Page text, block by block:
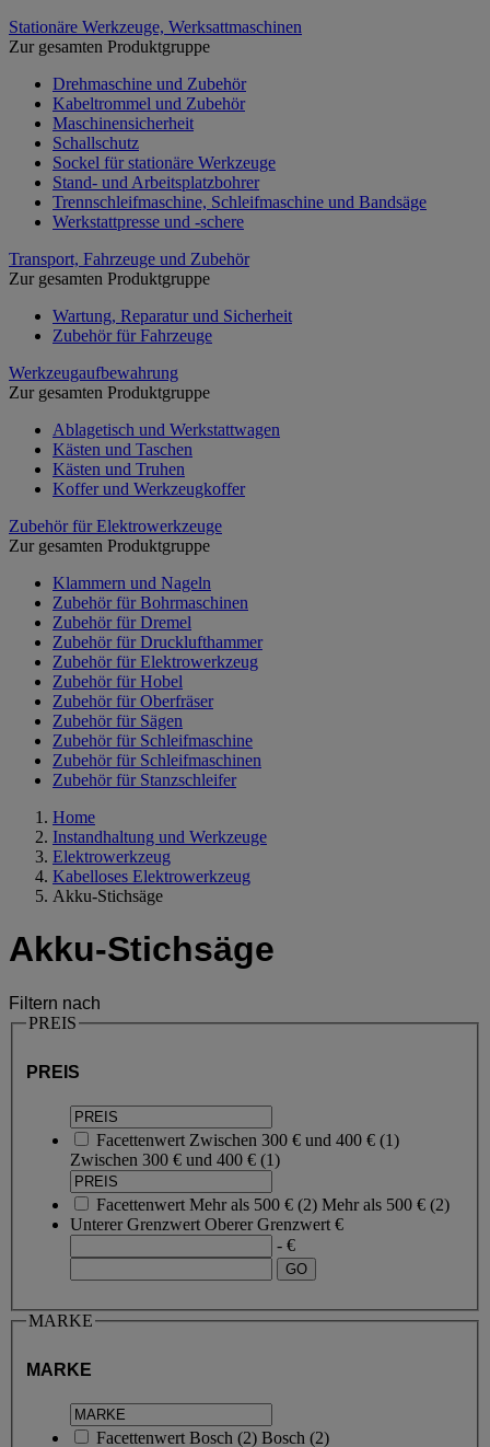
Stationäre Werkzeuge, Werksattmaschinen
Zur gesamten Produktgruppe
Drehmaschine und Zubehör
Kabeltrommel und Zubehör
Maschinensicherheit
Schallschutz
Sockel für stationäre Werkzeuge
Stand- und Arbeitsplatzbohrer
Trennschleifmaschine, Schleifmaschine und Bandsäge
Werkstattpresse und -schere
Transport, Fahrzeuge und Zubehör
Zur gesamten Produktgruppe
Wartung, Reparatur und Sicherheit
Zubehör für Fahrzeuge
Werkzeugaufbewahrung
Zur gesamten Produktgruppe
Ablagetisch und Werkstattwagen
Kästen und Taschen
Kästen und Truhen
Koffer und Werkzeugkoffer
Zubehör für Elektrowerkzeuge
Zur gesamten Produktgruppe
Klammern und Nageln
Zubehör für Bohrmaschinen
Zubehör für Dremel
Zubehör für Drucklufthammer
Zubehör für Elektrowerkzeug
Zubehör für Hobel
Zubehör für Oberfräser
Zubehör für Sägen
Zubehör für Schleifmaschine
Zubehör für Schleifmaschinen
Zubehör für Stanzschleifer
Home
Instandhaltung und Werkzeuge
Elektrowerkzeug
Kabelloses Elektrowerkzeug
Akku-Stichsäge
Akku-Stichsäge
Filtern nach
PREIS
PREIS
Facettenwert Zwischen 300 € und 400 € (1)
Zwischen 300 € und 400 € (1)
Facettenwert Mehr als 500 € (2) Mehr als 500 € (2)
Unterer Grenzwert Oberer Grenzwert €
- €
MARKE
MARKE
Facettenwert Bosch (2) Bosch (2)